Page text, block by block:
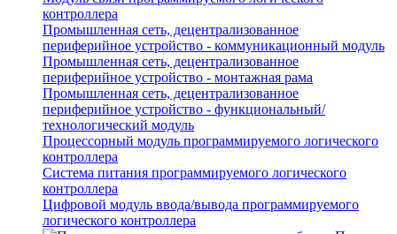
контроллера
Промышленная сеть, децентрализованное
периферийное устройство - коммуникационный модуль
Промышленная сеть, децентрализованное
периферийное устройство - монтажная рама
Промышленная сеть, децентрализованное
периферийное устройство - функциональный/
технологический модуль
Процессорный модуль программируемого логического
контроллера
Система питания программируемого логического
контроллера
Цифровой модуль ввода/вывода программируемого
логического контроллера